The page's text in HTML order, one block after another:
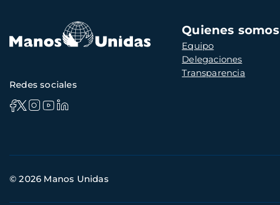
Navegación
principal
Quienes somos
Equipo
Delegaciones
Transparencia
Redes sociales
de
© 2026 Manos Unidas